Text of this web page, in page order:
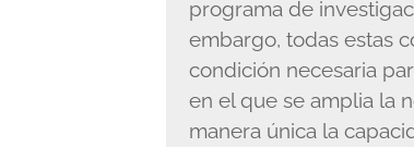
programa de
embargo, todas estas
condición necesaria
en el que se amplia la
manera única la